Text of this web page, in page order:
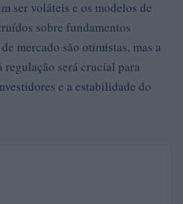
ser voláteis e os modelos de
sobre fundamentos
mercado são otimistas, mas a
regulação será crucial para
e a estabilidade do